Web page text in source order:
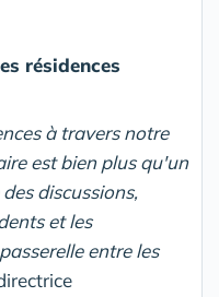
résidences
à travers notre
est bien plus qu'un
discussions,
et les
entre les